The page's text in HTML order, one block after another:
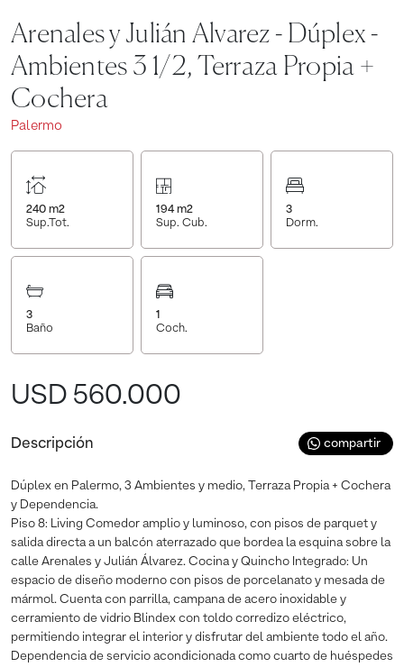
Arenales y Julián Alvarez - Dúplex -
Ambientes 3 1/2, Terraza Propia +
Cochera
Palermo
240 m2
Sup.Tot.
194m2
Sup. Cub.
3
Dorm.
3
Baño
1
Coch.
USD 560.000
Descripción compartir
Dúplex en Palermo, 3 Ambientes y medio, Terraza Propia + Cochera
y Dependencia.
Piso 8: Living Comedor amplio y luminoso, con pisos de parquet y
salida directa a un balcón aterrazado que bordea la esquina sobre la
calle Arenales y Julián Álvarez. Cocina y Quincho Integrado: Un
espacio de diseño moderno con pisos de porcelanato y mesada de
mármol. Cuenta con parrilla, campana de acero inoxidable y
cerramiento de vidrio Blindex con toldo corredizo eléctrico,
permitiendo integrar el interior y disfrutar del ambiente todo el año.
Dependencia de servicio acondicionada como cuarto de huéspedes